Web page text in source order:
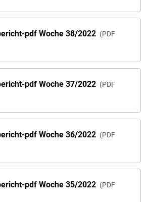
pdf Woche 38/2022
PDF
pdf Woche 37/2022
PDF
pdf Woche 36/2022
PDF
pdf Woche 35/2022
PDF